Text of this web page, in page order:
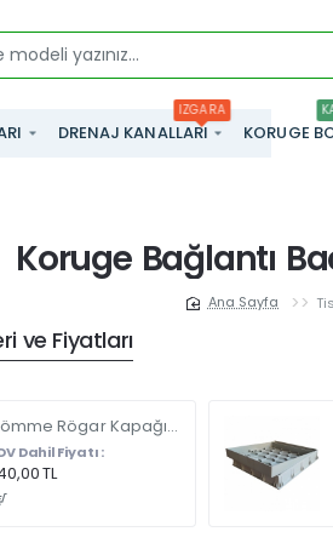
DRENAJ KANALLARI
IZGARA
KORUGE
Koruge Bağlantı
ve Fiyatları
Gömme Rögar Kapağı - Seramik - Fayans Ve Mermer Zeminlerde - Gizli Çerçeve Kapak 35 X 35 - ÇİFT KULPLU
Dahil Fiyatı :
TL